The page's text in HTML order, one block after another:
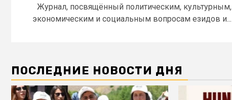
Журнал, посвящённый политическим, культурным,
экономическим и социальным вопросам езидов и...
ПОСЛЕДНИЕ НОВОСТИ ДНЯ